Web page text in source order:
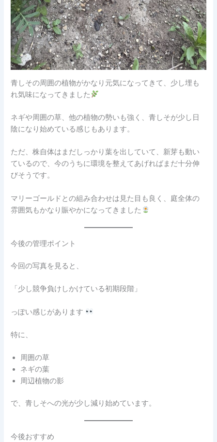
青しその周囲の植物がかなり元気になってきて、少し埋も
れ気味になってきました
ネギや周囲の草、他の植物の勢いも強く、青しそが少し日
陰になり始めている感じもあります。
ただ、株自体はまだしっかり葉を出していて、新芽も動い
ているので、今のうちに環境を整えてあげればまだ十分伸
びそうです。
マリーゴールドとの組み合わせは見た目も良く、庭全体の
雰囲気もかなり賑やかになってきました
今後の管理ポイント
今回の写真を見ると、
「少し競争負けしかけている初期段階」
っぽい感じがあります
特に、
周囲の草
ネギの葉
周辺植物の影
で、青しそへの光が少し減り始めています。
今後おすすめ